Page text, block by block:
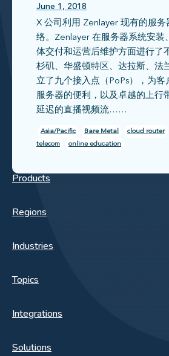
June 1, 2018
X 公司利用 Zenlayer 现有的服务
络。Zenlayer 在服务器系统安装
体交付和运营后维护方面进行了
杉矶、华盛顿特区、达拉斯、法
立了九个接入点（PoPs），为客
服务器的便利，以及卓越的上行
延迟的直播视频流……
Asia/Pacific Bare Metal cloud router
telecom
online education
Products
Regions
Industries
Topics
Integrations
Solutions